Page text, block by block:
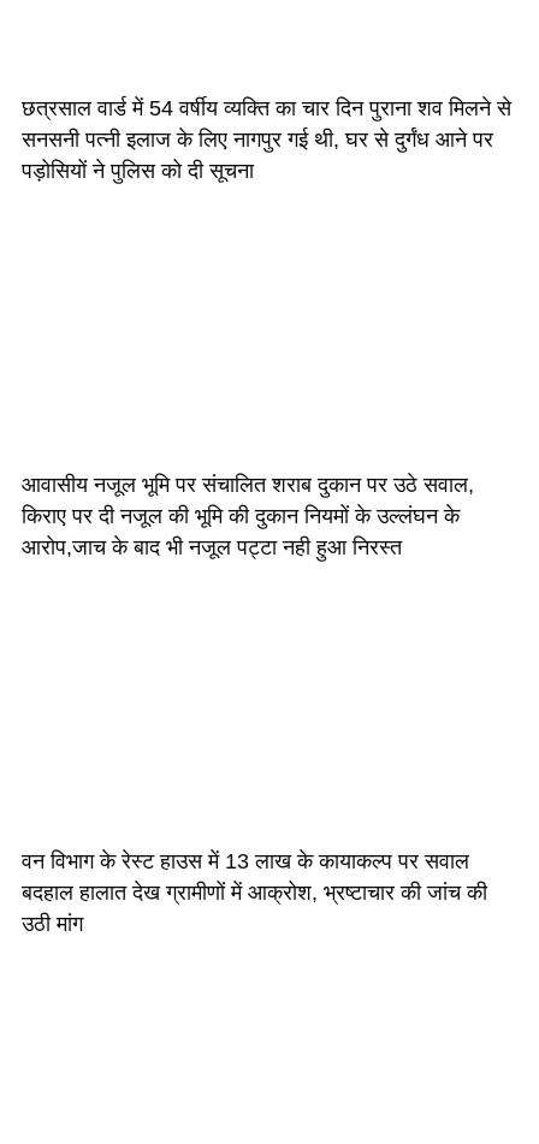
छत्रसाल वार्ड में 54 वर्षीय व्यक्ति का चार दिन पुराना शव मिलने से
सनसनी पत्नी इलाज के लिए नागपुर गई थी, घर से दुर्गंध आने पर
पड़ोसियों ने पुलिस को दी सूचना
आवासीय नजूल भूमि पर संचालित शराब दुकान पर उठे सवाल,
किराए पर दी नजूल की भूमि की दुकान नियमों के उल्लंघन के
आरोप,जाच के बाद भी नजूल पट्टा नही हुआ निरस्त
वन विभाग के रेस्ट हाउस में 13 लाख के कायाकल्प पर सवाल
बदहाल हालात देख ग्रामीणों में आक्रोश, भ्रष्टाचार की जांच की
उठी मांग